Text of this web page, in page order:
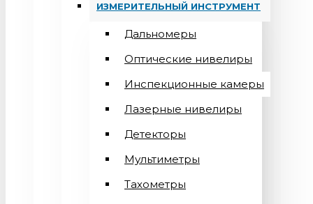
ИЗМЕРИТЕЛЬНЫЙ ИНСТРУМЕНТ
Дальномеры
Оптические нивелиры
Инспекционные камеры
Лазерные нивелиры
Детекторы
Мультиметры
Тахометры